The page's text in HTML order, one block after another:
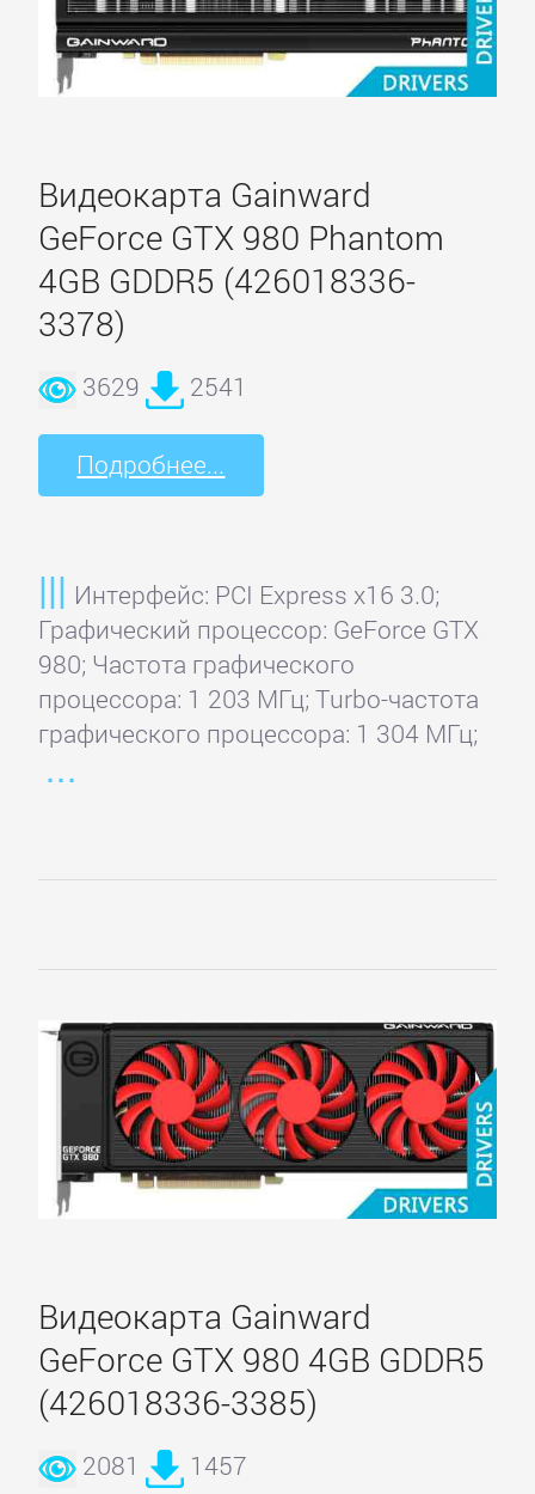
Видеокарта Gainward
GeForce GTX 980 Phantom
4GB GDDR5 (426018336-
3378)
3629 2541
Подробнее...
Интерфейс: PCI Express x16 3.0;
Графический процессор: GeForce GTX
980; Частота графического
процессора: 1 203 МГц; Turbo-частота
графического процессора: 1 304 МГц;
Видеокарта Gainward
GeForce GTX 980 4GB GDDR5
(426018336-3385)
2081 1457